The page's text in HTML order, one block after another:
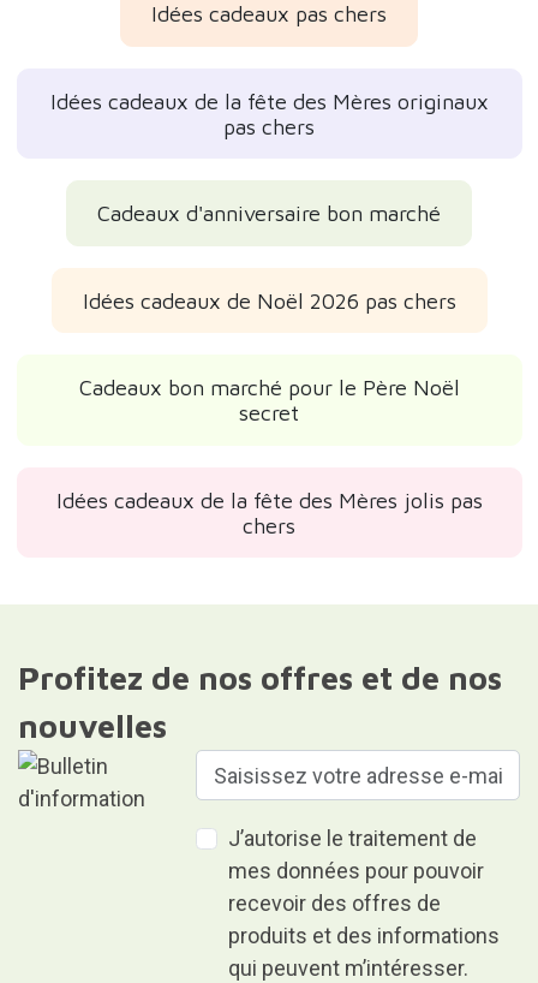
Idées cadeaux pas chers
Idées cadeaux de la fête des Mères originaux
pas chers
Cadeaux d'anniversaire bon marché
Idées cadeaux de Noël 2026 pas chers
Cadeaux bon marché pour le Père Noël
secret
Idées cadeaux de la fête des Mères jolis pas
chers
Profitez de nos offres et de nos
nouvelles
J’autorise le traitement de
mes données pour pouvoir
recevoir des offres de
produits et des informations
qui peuvent m’intéresser.